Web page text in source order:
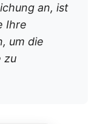
an, ist
Ihre
um die
zu